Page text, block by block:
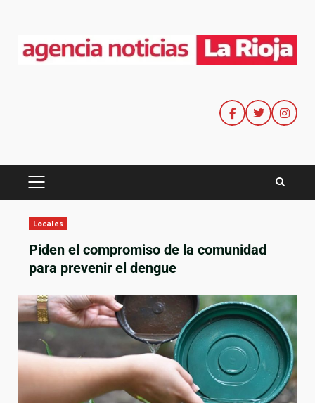
Locales
Piden el compromiso de la comunidad
para prevenir el dengue